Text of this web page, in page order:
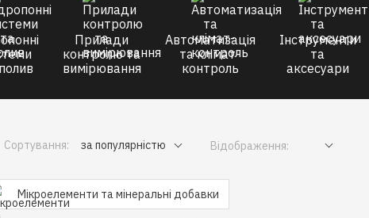
Прилади
контролю та
вимірювання
Автоматизація
та клімат-
контроль
Інструменти
та
аксесуари
Сортування: за популярністю Відображення:
Мікроелементи та мінеральні добавки